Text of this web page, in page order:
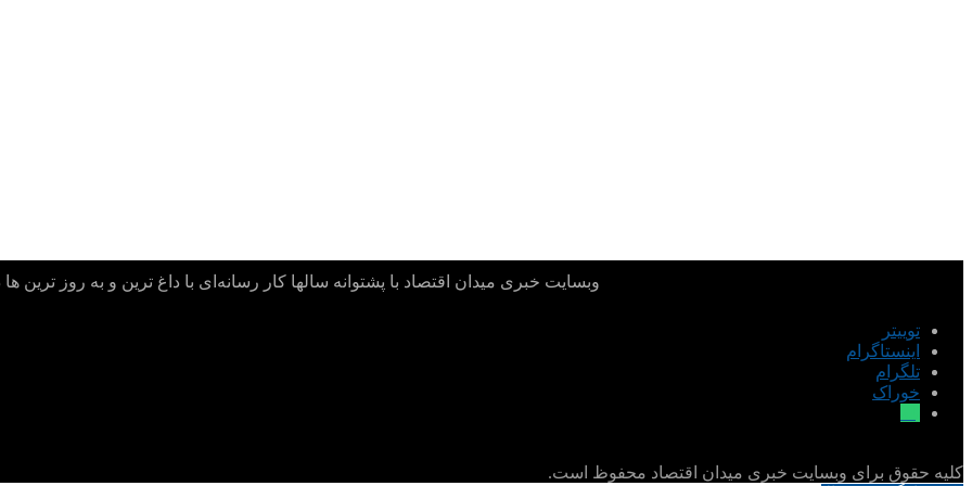
وبسایت خبری میدان اقتصاد با پشتوانه سالها کار رسانه‌ای با داغ ترین و به روز ترین
توییتر
اینستاگرام
تلگرام
خوراک
کلیه حقوق برای وبسایت خبری میدان اقتصاد محفوظ است.